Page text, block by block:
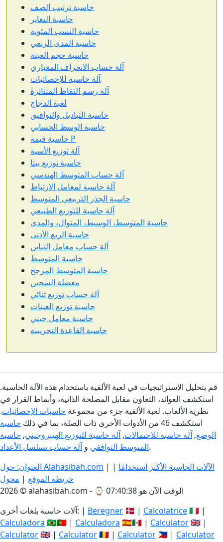
حاسبة ترتيب الصف
حاسبة التغاير
حاسبة النسب المئوية
حاسبة المدى الربعي
حاسبة حجم العينة
آلة حساب الانحراف المعياري
آلة حاسبة للإحصائيات
آلة رسم النقاط المتناثرة
لعبة الدجاج
حاسبة التباديل والتوافيق
حاسبة الوسط الحسابي
حاسبة قيمة P
آلة توزيع الأسية
حاسبة توزيع بيتا
آلة حساب المتوسط الهندسي
آلة حاسبة لمعامل الارتباط
حاسبة الجذر التربيعي المتوسط
آلة حاسبة للتوزيع الطبيعي
حاسبة المتوسط، الوسيط، المنوال، والمدى
حاسبة الربع الأدنى
آلة حساب معامل التباين
حاسبة المتوسط
حاسبة المتوسط المرجح
معضلة السجين
آلة حساب توزيع ثنائي
حاسبة توزيع العينات
حاسبة معامل جيني
حاسبة القاعدة التجريبية
قم بتحليل الاستراتيجيات في لعبة الألفية باستخدام هذه الآلة الحاسبة.
استكشف العوائد، التعاون مقابل المصلحة الذاتية، وأنماط القرار في
نظرية الألعاب. لعبة الألفية جزء من مجموعة حاسبات الإحصائيات.
استكشف 46 من الأدوات الأخرى ذات الصلة، بما في ذلك
حاسبة
الوضع, آلة حاسبة للاحتمالات, آلة حاسبة للتوزيع الهيبروجيني, حاسبة
المتوسط التوافقي و آلة حساب تسلسل الأعداد
.
العنوان: حول Alahasibah.com | الآلات الحاسبة الأكثر استخدامًا |
خريطة الموقع | محول
2026 © alahasibah.com - ⌚
الوقت الآن هو 07:40:38
آلات حاسبة بلغات أخرى: | Beregner 🇩🇰 | Calcolatrice🇮🇹 |
Calculadora 🇧🇷🇵🇹 | Calculadora 🇪🇸🇲🇽 | Calculator🇬🇧 |
Calculator🇬🇧 | Calculator🇷🇴 | Calculator 🇵🇭 | Calculator